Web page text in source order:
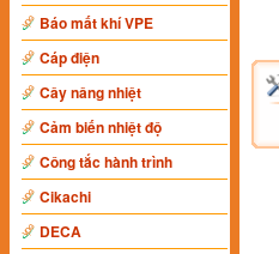
Báo mất khí VPE
Cáp điện
Cây nâng nhiệt
Cảm biến nhiệt độ
Công tắc hành trình
Cikachi
DECA